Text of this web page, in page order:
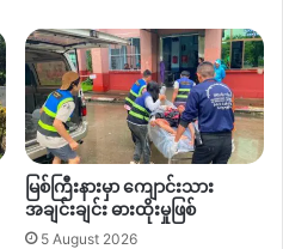
မြစ်ကြီးနားမှာ ကျောင်းသား
အချင်းချင်း ဓားထိုးမှုဖြစ်
5 August 2026